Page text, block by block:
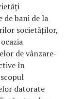
de bani de la
societăților,
de vânzare-
în
datorate